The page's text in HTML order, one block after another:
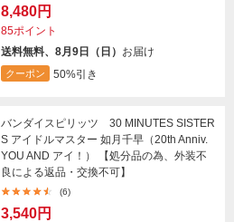
8,480円
85ポイント
送料無料、8月9日（日） お届け
クーポン 50%引き
バンダイスピリッツ 30 MINUTES SISTER
S アイドルマスター 如月千早（20th Anniv.
YOU AND アイ！） 【処分品の為、外装不
良による返品・交換不可】
(6)
3,540円